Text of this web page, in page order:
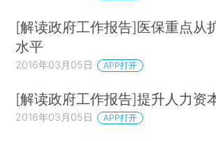
[解读政府工作报告]医保重点从
水平
2016年03月05日 APP打开
[解读政府工作报告]提升人力资
2016年03月05日 APP打开